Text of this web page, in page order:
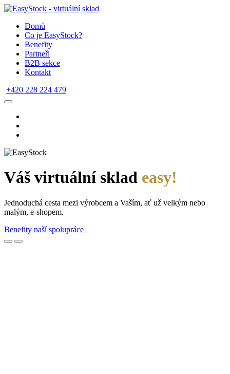
Domů
Co je EasyStock?
Benefity
Partneři
B2B sekce
Kontakt
+420 228 224 479
Váš virtuální sklad easy!
Jednoduchá cesta mezi výrobcem a Vaším, ať už velkým nebo
malým, e-shopem.
Benefity naší spolupráce